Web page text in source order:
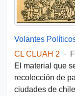
Volantes
CL CLUAH 2
·
El material que
recolección de
ciudades de